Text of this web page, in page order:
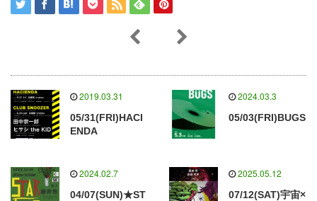
2019.03.31
05/31(FRI)HACI
ENDA
2024.03.3
05/03(FRI)BUGS
2024.02.7
04/07(SUN)★ST
2025.05.12
07/12(SAT)宇宙×